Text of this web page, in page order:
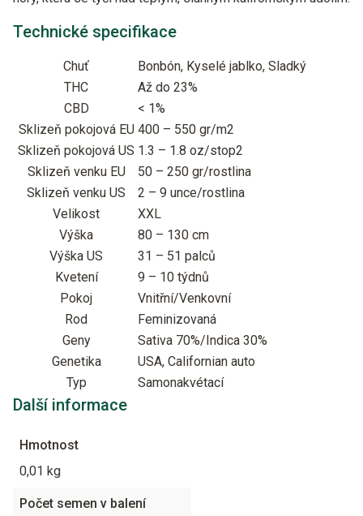
Technické specifikace
Chuť
Bonbón, Kyselé jablko, Sladký
THC
Až do 23%
CBD
< 1%
Sklizeň pokojová EU 400 – 550 gr/m2
Sklizeň pokojová US 1.3 – 1.8 oz/stop2
Sklizeň venku EU
50 – 250 gr/rostlina
Sklizeň venku US
2 – 9 unce/rostlina
Velikost
XXL
Výška
80 – 130 cm
Výška US
31 – 51 palců
Kvetení
9 – 10 týdnů
Pokoj
Vnitřní/Venkovní
Rod
Feminizovaná
Geny
Sativa 70%/Indica 30%
Genetika
USA, Californian auto
Typ
Samonakvétací
Další informace
Hmotnost
0,01 kg
Počet semen v balení